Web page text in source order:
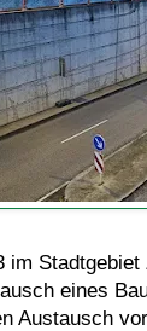
im
eines
Austausch